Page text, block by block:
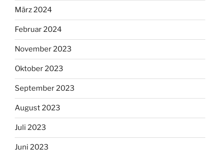
März 2024
Februar 2024
November 2023
Oktober 2023
September 2023
August 2023
Juli 2023
Juni 2023